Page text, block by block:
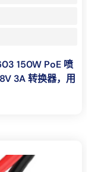
150W PoE 喷
3A 转换器，用